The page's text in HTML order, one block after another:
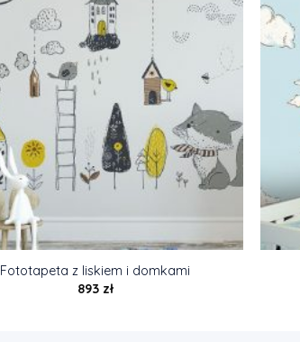
Fototapeta z liskiem i domkami
893 zł